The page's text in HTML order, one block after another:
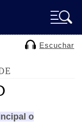
Escuchar
o